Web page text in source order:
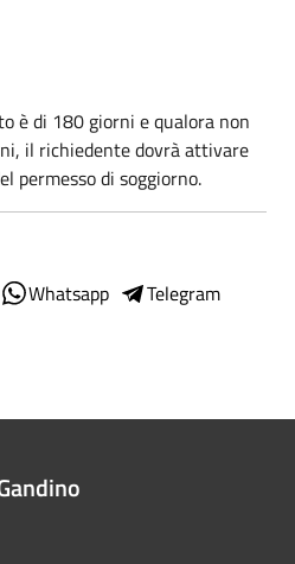
è di 180 giorni e qualora non
il richiedente dovrà attivare
permesso di soggiorno.
Whatsapp
Telegram